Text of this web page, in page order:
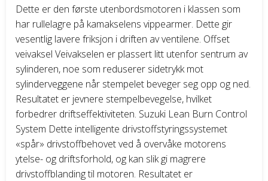
Dette er den første utenbordsmotoren i klassen som
har rullelagre på kamakselens vippearmer. Dette gir
vesentlig lavere friksjon i driften av ventilene. Offset
veivaksel Veivakselen er plassert litt utenfor sentrum av
sylinderen, noe som reduserer sidetrykk mot
sylinderveggene når stempelet beveger seg opp og ned.
Resultatet er jevnere stempelbevegelse, hvilket
forbedrer driftseffektiviteten. Suzuki Lean Burn Control
System Dette intelligente drivstoffstyringssystemet
«spår» drivstoffbehovet ved å overvåke motorens
ytelse- og driftsforhold, og kan slik gi magrere
drivstoffblanding til motoren. Resultatet er